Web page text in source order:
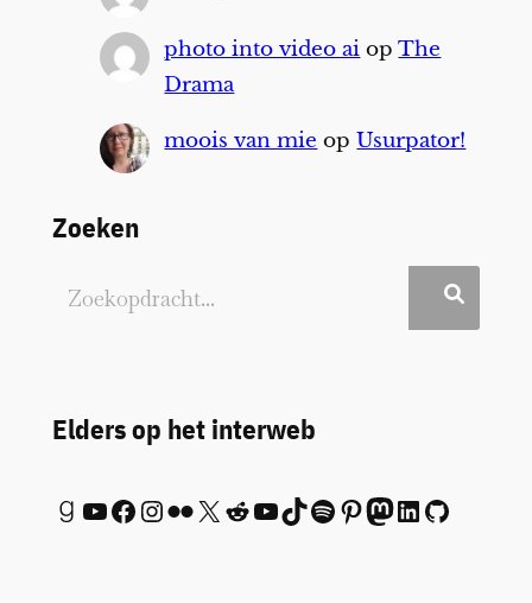
photo into video ai opThe
Drama
moois van mie opUsurpator!
Zoeken
Elders op het interweb
Goodreads YouTube Facebook InstagramFlickr X Reddit YouTube TikTok Spotify Pinterest Mastodon LinkedIn GitHub